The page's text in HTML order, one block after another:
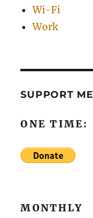
Wi-Fi
Work
SUPPORT ME
ONE TIME:
MONTHLY